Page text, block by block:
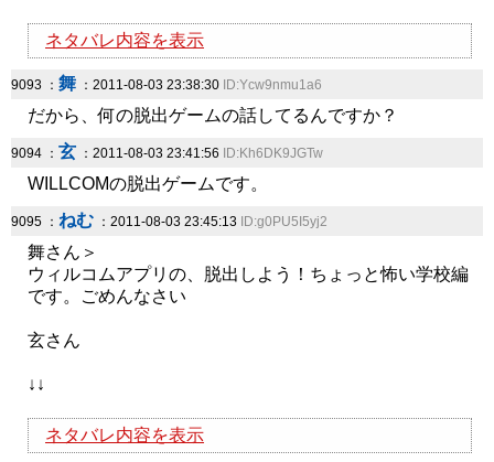
ネタバレ内容を表示
9093 ： 舞 ：2011-08-03 23:38:30 ID:Ycw9nmu1a6
だから、何の脱出ゲームの話してるんですか？
9094 ： 玄 ：2011-08-03 23:41:56 ID:Kh6DK9JGTw
WILLCOMの脱出ゲームです。
9095 ： ねむ ：2011-08-03 23:45:13 ID:g0PU5I5yj2
舞さん＞
ウィルコムアプリの、脱出しよう！ちょっと怖い学校編
です。ごめんなさい
玄さん
↓↓
ネタバレ内容を表示